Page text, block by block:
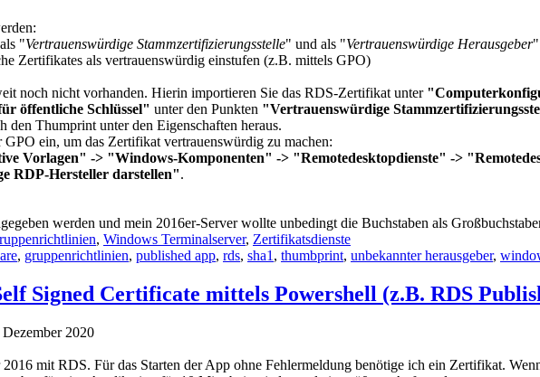
"Vertrauenswürdige Stammzertifizierungsstelle" und als "Vertrauenswürdige Herausgeber"
Zertifikates als vertrauenswürdig einstufen (z.B. mittels GPO)
noch nicht vorhanden. Hierin importieren Sie das RDS-Zertifikat unter
öffentliche Schlüssel" unter den Punkten "Vertrauenswürdige
Thumprint unter den Eigenschaften heraus.
ein, um das Zertifikat vertrauenswürdig zu machen:
Vorlagen" -> "Windows-Komponenten" -> "Remotedesktopdienste" ->
RDP-Hersteller darstellen".
werden und mein 2016er-Server wollte unbedingt die Buchstaben als
, Windows Terminalserver, Zertifikatsdienste
, gruppenrichtlinien, published app, rds, sha1 , thumbprint, unbekannter herausgeber,
Signed Certificate mittels Powershell (z.B. RDS
2020
mit RDS. Für das Starten der App ohne Fehlermeldung benötige ich ein Zertifikat.